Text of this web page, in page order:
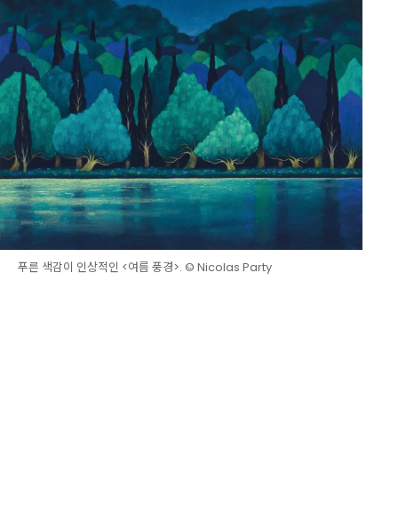
푸른 색감이 인상적인 <여름 풍경>. © Nicolas Party